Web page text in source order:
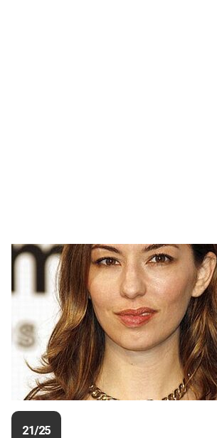
21/25